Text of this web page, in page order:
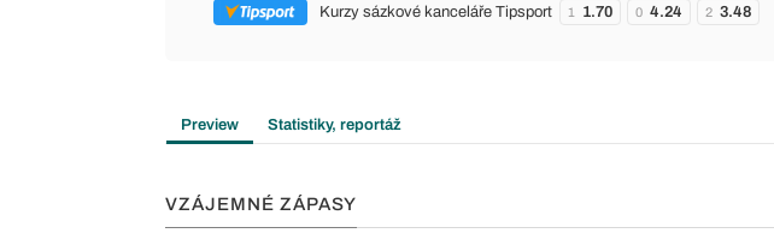
Kurzy sázkové kanceláře Tipsport 1 1.70 0 4.24 2 3.48
Preview Statistiky, reportáž
VZÁJEMNÉ ZÁPASY